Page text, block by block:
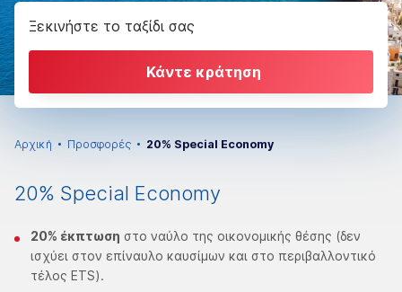
Ξεκινήστε το ταξίδι σας
Κάντε κράτηση
Αρχική Προσφορές 20% Special Economy
20% Special Economy
20% έκπτωση στο ναύλο της οικονομικής θέσης (δεν
ισχύει στον επίναυλο καυσίμων και στο περιβαλλοντικό
τέλος ETS).